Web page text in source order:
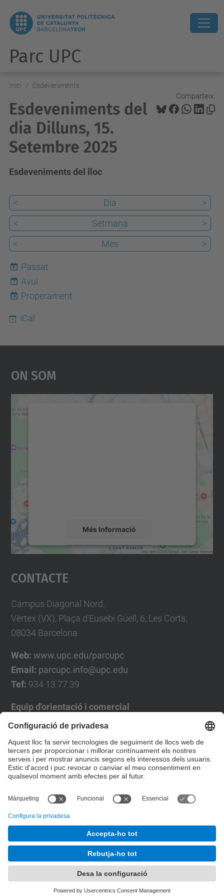
Parc UPC
Inici Esdeveniments
Comparteix:
Esdeveniments del
dia Dilluns, 15.
Setembre 2025
Esdeveniments del lloc
< Dia
>
<
Setmana
>
<
Mes >
Passat
7
Avui
Properament
iCal
On Som
Més Informació
Accepta
powered by
Contacte
Campus Diagonal Nord.
Vèrtex (VX), Plaça d'Eusebi Güell, 6, Les Corts,
08034 Barcelona
Web: www.upc.edu/parcupc
Email: parcupc.info@upc.edu
Tef: 934 13 77 39
Equip d'orientació i comercial
José Luís Grande
Tel. 93 4137194
jose.luis.grande@upc.edu
Formulari de contacte
Desenvolupat amb